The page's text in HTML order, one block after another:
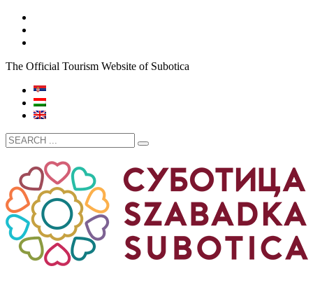
The Official Tourism Website of Subotica